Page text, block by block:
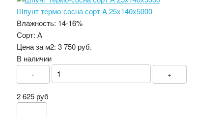
Шпунт термо-сосна сорт A 25х140х5000
Влажность: 14-16%
Сорт: А
Цена за м2: 3 750 руб.
В наличии
- +
2 625 руб